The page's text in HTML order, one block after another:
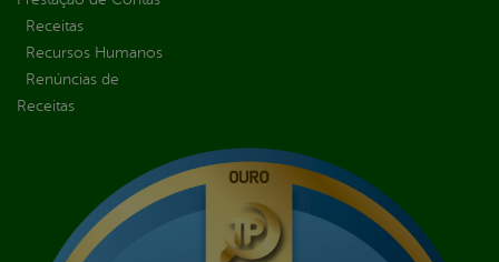
Receitas
Recursos Humanos
Renúncias de
Receitas